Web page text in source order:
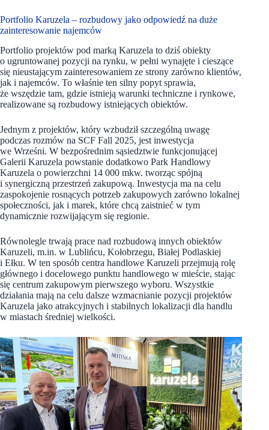
Portfolio Karuzela – rozbudowy jako odpowiedź na duże
zainteresowanie najemców
Portfolio projektów pod marką Karuzela to dziś obiekty
o ugruntowanej pozycji na rynku, w pełni wynajęte i cieszące
się nieustającym zainteresowaniem ze strony zarówno klientów,
jak i najemców. To właśnie ten silny popyt sprawia,
że wszędzie tam, gdzie istnieją warunki techniczne i rynkowe,
realizowane są rozbudowy istniejących obiektów.
Jednym z projektów, który wzbudził szczególną uwagę
podczas rozmów na SCF Fall 2025, jest inwestycja
we Wrześni. W bezpośrednim sąsiedztwie funkcjonującej
Galerii Karuzela powstanie dodatkowo Park Handlowy
Karuzela o powierzchni 14 000 mkw. tworząc spójną
i synergiczną przestrzeń zakupową. Inwestycja ma na celu
zaspokojenie rosnących potrzeb zakupowych zarówno lokalnej
społeczności, jak i marek, które chcą zaistnieć w tym
dynamicznie rozwijającym się regionie.
Równolegle trwają prace nad rozbudową innych obiektów
Karuzeli, m.in. w Lublińcu, Kołobrzegu, Białej Podlaskiej
i Ełku. W ten sposób centra handlowe Karuzeli przejmują rolę
głównego i docelowego punktu handlowego w mieście, stając
się centrum zakupowym pierwszego wyboru. Wszystkie
działania mają na celu dalsze wzmacnianie pozycji projektów
Karuzela jako atrakcyjnych i stabilnych lokalizacji dla handlu
w miastach średniej wielkości.